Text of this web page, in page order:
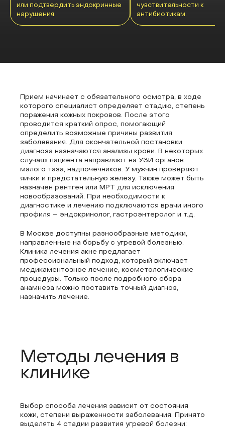
или подтвердить эндокринные
нарушения.
чувствительности к
антибиотикам.
Прием начинает с обязательного осмотра, в ходе
которого специалист определяет стадию, степень
поражения кожных покровов. После этого
проводится краткий опрос, помогающий
определить возможные причины развития
заболевания. Для окончательной постановки
диагноза назначаются анализы крови. В некоторых
случаях пациента направляют на УЗИ органов
малого таза, надпочечников. У мужчин проверяют
яички и предстательную железу. Также может быть
назначен рентген или МРТ для исключения
новообразований. При необходимости к
диагностике и лечению подключаются врачи иного
профиля – эндокринолог, гастроэнтеролог и т.д.
В Москве доступны разнообразные методики,
направленные на борьбу с угревой болезнью.
Клиника лечения акне предлагает
профессиональный подход, который включает
медикаментозное лечение, косметологические
процедуры. Только после подробного сбора
анамнеза можно поставить точный диагноз,
назначить лечение.
Методы лечения в
клинике
Выбор способа лечения зависит от состояния
кожи, степени выраженности заболевания. Принято
выделять 4 стадии развития угревой болезни: